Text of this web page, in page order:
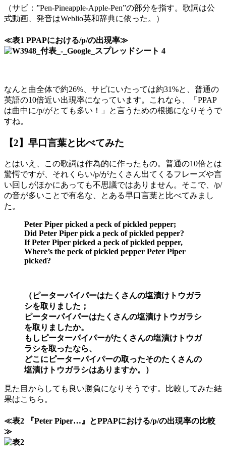
（サビ：”Pen-Pineapple-Apple-Pen”の部分を指す。歌詞は公
式動画、発音はWeblio英和辞典に依った。）
≪表1 PPAPにおける/p/の出現率≫
なんと曲全体で約26%、サビにいたっては約31%と、普通の
英語の10倍近い出現率になっています。これなら、「PPAP
は曲中に/p/がとても多い！」と言うための根拠になりそうで
すね。
【2】早口言葉と比べてみた
とはいえ、この歌詞は作為的に作ったもの。普通の10倍とは
驚愕ですが、それくらい/p/がたくさん出てくるフレーズや言
い回しがほかにあっても不思議ではありません。そこで、/p/
の音が多いことで有名な、とある早口言葉と比べてみまし
た。
Peter Piper picked a peck of pickled pepper;
Did Peter Piper pick a peck of pickled pepper?
If Peter Piper picked a peck of pickled pepper,
Where’s the peck of pickled pepper Peter Piper
picked?
（ピーターパイパーはたくさんの塩漬けトウガラ
シを取りました；
ピーターパイパーはたくさんの塩漬けトウガラシ
を取りましたか。
もしピーターパイパーがたくさんの塩漬けトウガ
ラシを取ったなら、
どこにピーターパイパーの取ったそのたくさんの
塩漬けトウガラシはありますか。）
見た目からしても良い勝負になりそうです。比較してみた結
果はこちら。
≪表2 『Peter Piper…』とPPAPにおける/p/の出現率の比較
≫